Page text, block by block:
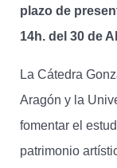
plazo de
14h. del 30 de
La Cátedra
Aragón y la
fomentar el
patrimonio